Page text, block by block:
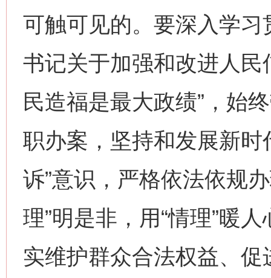
可触可见的。要深入学
书记关于加强和改进人民
民造福是最大政绩”，始
职办案，坚持和发展新时
诉”意识，严格依法依规
理”明是非，用“情理”暖
实维护群众合法权益、